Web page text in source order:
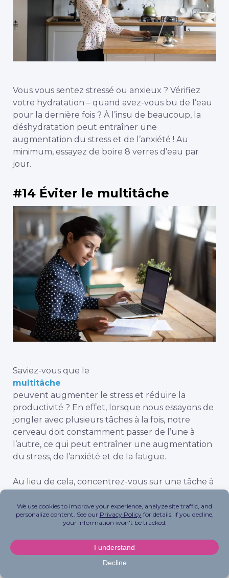
Vous vous sentez stressé ou anxieux ? Vérifiez
votre hydratation – quand avez-vous bu de l’eau
pour la dernière fois ? À l’insu de beaucoup, la
déshydratation peut entraîner une
augmentation du stress et de l’anxiété ! Au
minimum, essayez de boire 8 verres d’eau par
jour.
#14 Éviter le multitâche
Saviez-vous que le
multitâche
peuvent augmenter le stress et réduire la
productivité ? En effet, lorsque nous essayons de
jongler avec plusieurs tâches à la fois, notre
cerveau doit constamment passer de l’une à
l’autre, ce qui peut entraîner une augmentation
du stress, de l’anxiété et de la fatigue.
Au lieu de cela, concentrez-vous sur une tâche à
spécifiques pour chaque tâche, et évitez de
consulter vos courriels ou les médias sociaux
débordé, faites une petite pause mentale ou
pratiquez une technique de relaxation telle que
la respiration profonde ou la visualisation !